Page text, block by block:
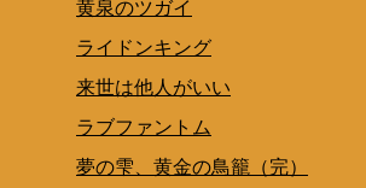
黄泉のツガイ
ライドンキング
来世は他人がいい
ラブファントム
夢の雫、黄金の鳥籠（完）